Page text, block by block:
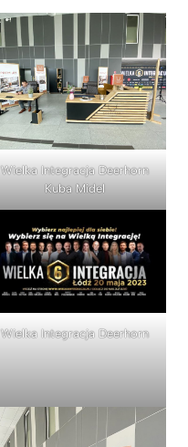
Wielka Integracja Deerhorn
Kuba Midel
Wielka Integracja Deerhorn